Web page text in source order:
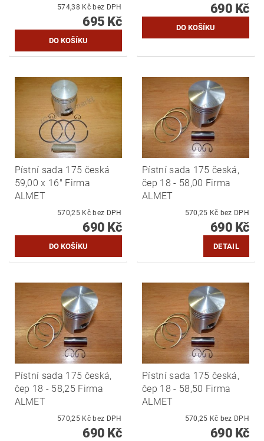
574,38 Kč bez DPH
695 Kč
690 Kč
Pístní sada 175 česká
59,00 x 16" Firma
ALMET
570,25 Kč bez DPH
690 Kč
Pístní sada 175 česká,
čep 18 - 58,00 Firma
ALMET
570,25 Kč bez DPH
690 Kč
DETAIL
Pístní sada 175 česká,
čep 18 - 58,25 Firma
ALMET
570,25 Kč bez DPH
690 Kč
Pístní sada 175 česká,
čep 18 - 58,50 Firma
ALMET
570,25 Kč bez DPH
690 Kč